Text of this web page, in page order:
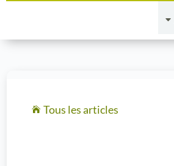
C
 Tous les articles